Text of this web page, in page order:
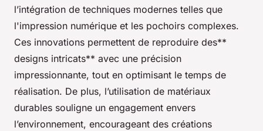
l’intégration de techniques modernes telles que
l'impression numérique et les pochoirs complexes.
Ces innovations permettent de reproduire des**
designs intricats** avec une précision
impressionnante, tout en optimisant le temps de
réalisation. De plus, l’utilisation de matériaux
durables souligne un engagement envers
l’environnement, encourageant des créations